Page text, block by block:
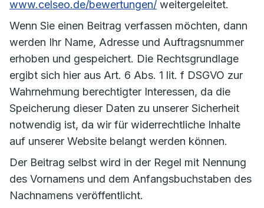
www.celseo.de/bewertungen/ weitergeleitet.
Wenn Sie einen Beitrag verfassen möchten, dann
werden Ihr Name, Adresse und Auftragsnummer
erhoben und gespeichert. Die Rechtsgrundlage
ergibt sich hier aus Art. 6 Abs. 1 lit. f DSGVO zur
Wahrnehmung berechtigter Interessen, da die
Speicherung dieser Daten zu unserer Sicherheit
notwendig ist, da wir für widerrechtliche Inhalte
auf unserer Website belangt werden können.
Der Beitrag selbst wird in der Regel mit Nennung
des Vornamens und dem Anfangsbuchstaben des
Nachnamens veröffentlicht.